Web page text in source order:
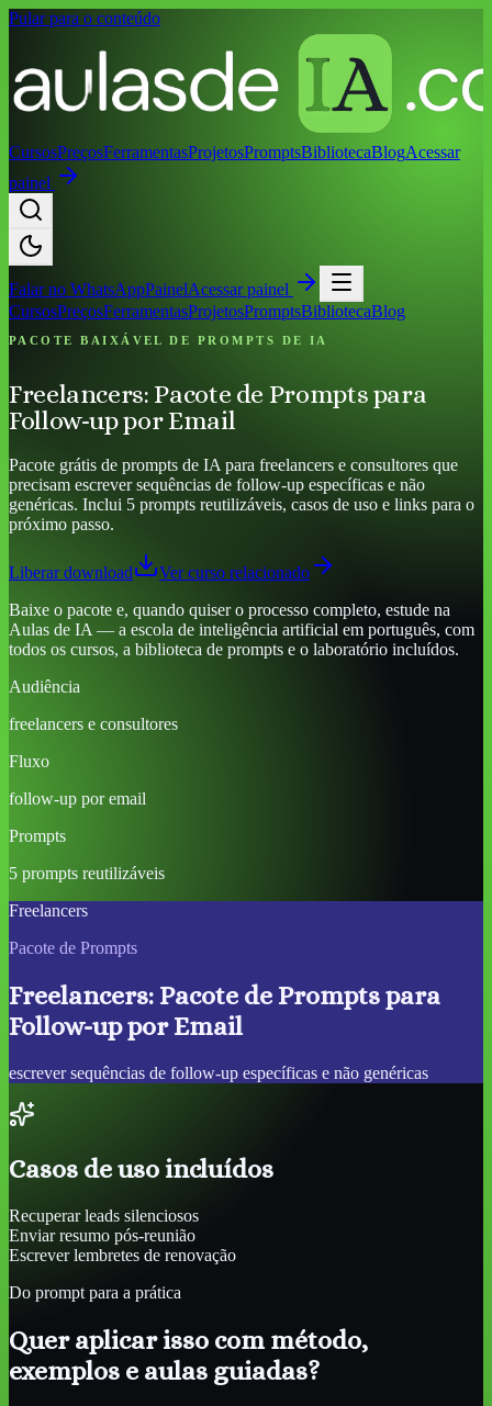
Pular para o conteúdo
CursosPreçosFerramentasProjetosPromptsBibliotecaBlogAcessar
painel
Falar no WhatsAppPainelAcessar painel
CursosPreçosFerramentasProjetosPromptsBibliotecaBlog
PACOTE BAIXÁVEL DE PROMPTS DE IA
Freelancers: Pacote de Prompts para
Follow-up por Email
Pacote grátis de prompts de IA para freelancers e consultores que
precisam escrever sequências de follow-up específicas e não
genéricas. Inclui 5 prompts reutilizáveis, casos de uso e links para o
próximo passo.
Liberar download
Ver curso relacionado
Baixe o pacote e, quando quiser o processo completo, estude na
Aulas de IA — a escola de inteligência artificial em português, com
todos os cursos, a biblioteca de prompts e o laboratório incluídos.
Audiência
freelancers e consultores
Fluxo
follow-up por email
Prompts
5 prompts reutilizáveis
Freelancers
Pacote de Prompts
Freelancers: Pacote de Prompts para
Follow-up por Email
escrever sequências de follow-up específicas e não genéricas
Casos de uso incluídos
Recuperar leads silenciosos
Enviar resumo pós-reunião
Escrever lembretes de renovação
Do prompt para a prática
Quer aplicar isso com método,
exemplos e aulas guiadas?